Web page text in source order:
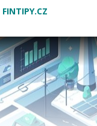
FINTIPY.CZ